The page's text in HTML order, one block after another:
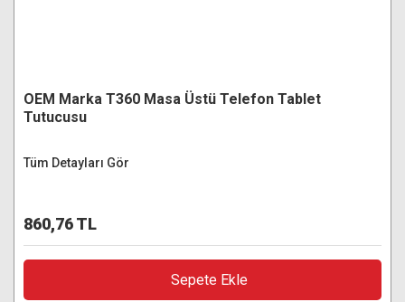
OEM Marka T360 Masa Üstü Telefon Tablet
Tutucusu
Tüm Detayları Gör
860,76 TL
Sepete Ekle